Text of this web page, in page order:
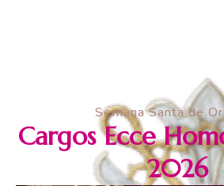
Semana Santa de
Cargos Ecce
2026